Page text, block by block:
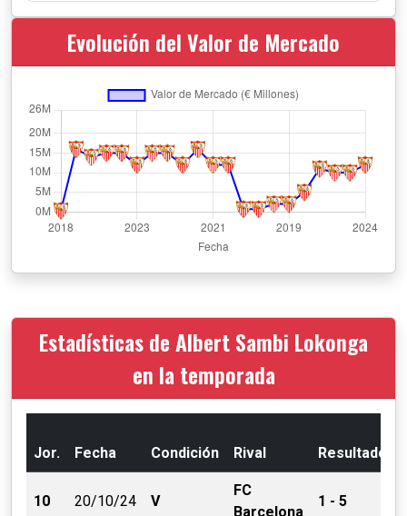
Evolución del Valor de Mercado
Estadísticas de Albert Sambi Lokonga
en la temporada
Jor. Fecha Condición Rival Resultado
10 20/10/24 V
FC
Barcelona
1 - 5